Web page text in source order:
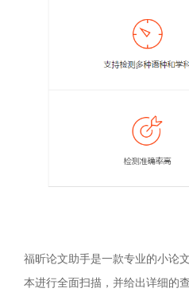
福昕论文助手是一款专业的小论
本进行全面扫描，并给出详细的